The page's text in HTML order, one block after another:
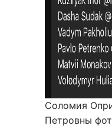
Соломия
Петровны